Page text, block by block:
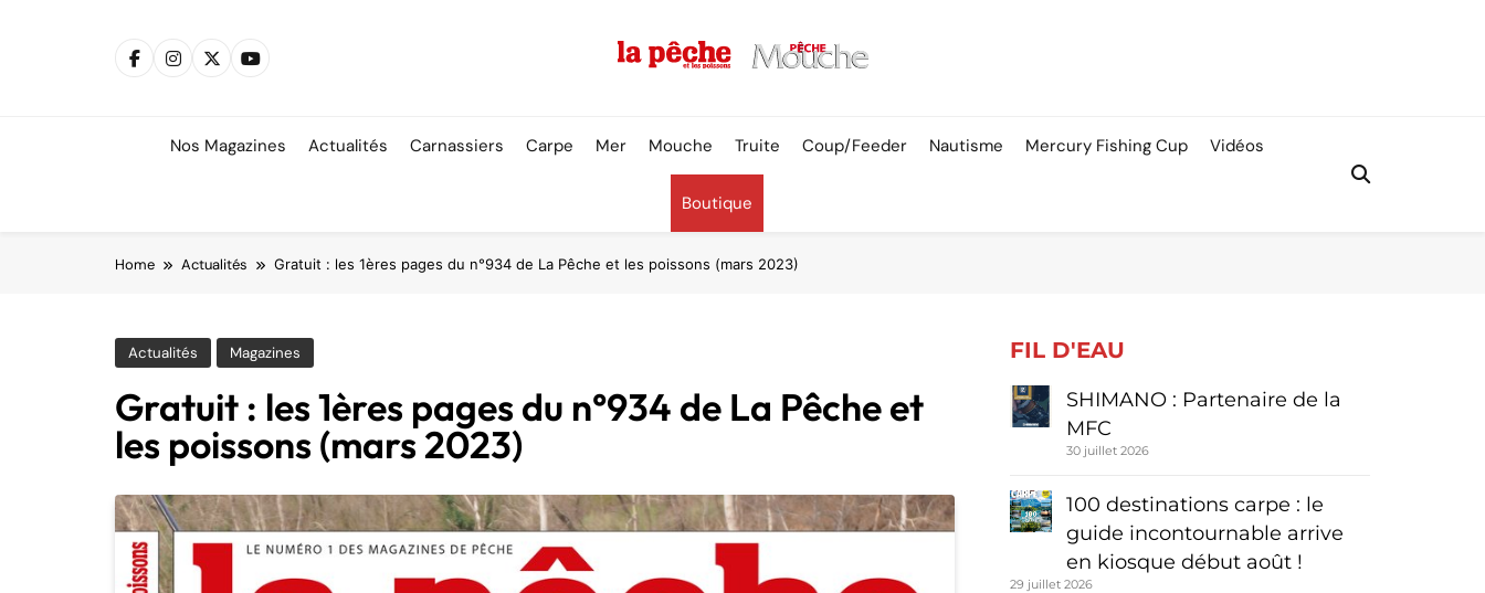
Nos Magazines Actualités Carnassiers Carpe Mer Mouche Truite Coup/Feeder Nautisme Mercury Fishing Cup Vidéos
Boutique
Home Actualités Gratuit : les 1ères pages du n°934 de La Pêche et les poissons (mars 2023)
Actualités Magazines
Gratuit : les 1ères pages du n°934 de La Pêche et
les poissons (mars 2023)
FIL D'EAU
SHIMANO : Partenaire de la
MFC
30 juillet 2026
100 destinations carpe : le
guide incontournable arrive
en kiosque début août !
29 juillet 2026